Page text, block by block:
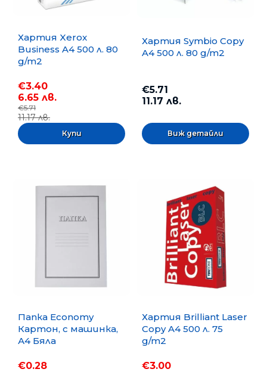
Хартия Xerox
Business A4 500 л. 80
g/m2
€3.40
6.65 лв.
€5.71
11.17 лв.
Хартия Symbio Copy
A4 500 л. 80 g/m2
€5.71
11.17 лв.
Виж детайли
Папка Economy
Картон, с машинка,
А4 Бяла
€0.28
Хартия Brilliant Laser
Copy A4 500 л. 75
g/m2
€3.00